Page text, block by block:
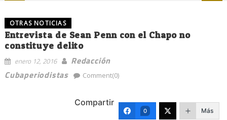
OTRAS NOTICIAS
Entrevista de Sean Penn con el Chapo no
constituye delito
enero 12, 2016
Redacción
Cubaperiodistas
Comment(0)
Compartir
0 Más